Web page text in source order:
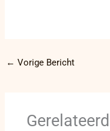
← Vorige Bericht